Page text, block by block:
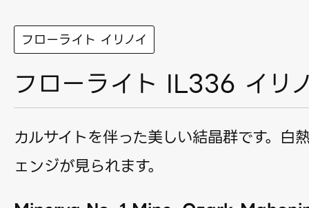
フローライト イリノイ
フローライト IL336 イリ
カルサイトを伴った美しい結晶群です。白
ェンジが見られます。